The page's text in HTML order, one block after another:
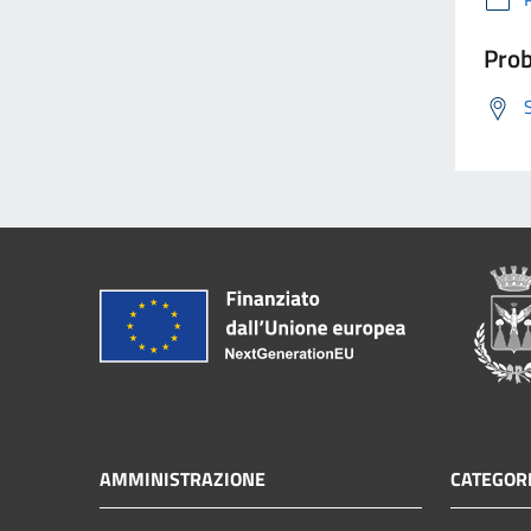
AMMINISTRAZIONE